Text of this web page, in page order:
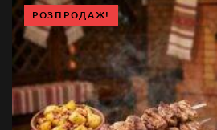
РОЗПРОДАЖ!